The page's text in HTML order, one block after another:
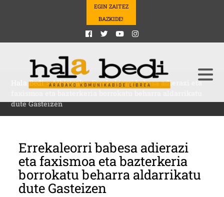
EGIN ZAITEZ
BAZKIDE!
Hala Bedi>Albisteak>Errekaleorri babesa adierazi eta
dute Gasteizen
Errekaleorri babesa adierazi
eta faxismoa eta bazterkeria
borrokatu beharra aldarrikatu
dute Gasteizen